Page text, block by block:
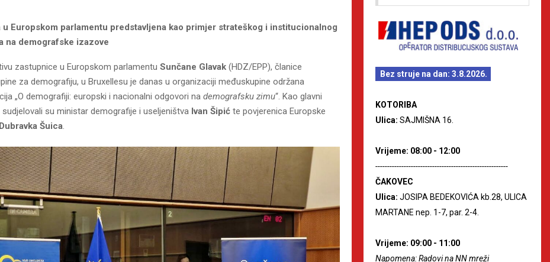
u Europskom parlamentu predstavljena kao primjer strateškog i institucionalnog
na demografske izazove
zastupnice u Europskom parlamentu Sunčane Glavak (HDZ/EPP), članice
za demografiju, u Bruxellesu je danas u organizaciji međuskupine održana
„O demografiji: europski i nacionalni odgovori na demografsku zimu“. Kao glavni
su ministar demografije i useljeništva Ivan Šipić te povjerenica Europske
Dubravka Šuica.
Bez struje na dan: 3.8.2026.
KOTORIBA
Ulica: SAJMIŠNA 16.
Vrijeme: 08:00 - 12:00
--------------------------------------------------------
ČAKOVEC
Ulica: JOSIPA BEDEKOVIĆA kb.28, ULICA
MARTANE nep. 1-7, par. 2-4.
Vrijeme: 09:00 - 11:00
Napomena: Radovi na NN mreži